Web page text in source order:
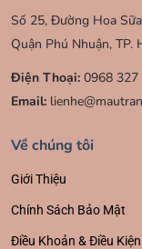
Số 25, Đường Hoa
Quận Phú Nhuận, TP.
Điện Thoại: 0968 327
Email:
Về chúng tôi
Giới Thiệu
Chính Sách Bảo Mật
Điều Khoản & Điều Kiện